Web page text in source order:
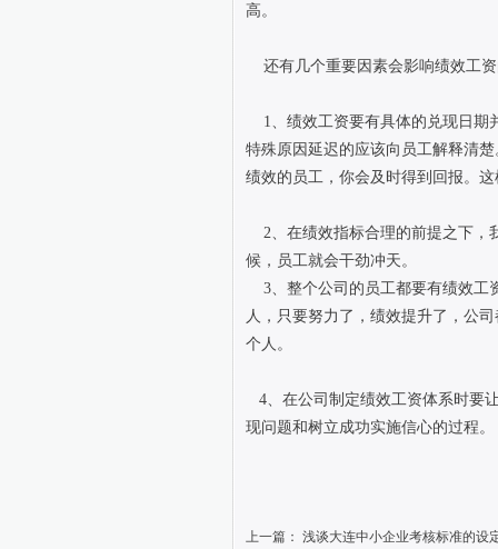
高。
还有几个重要因素会影响绩效工
1、绩效工资要有具体的兑现日期
特殊原因延迟的应该向员工解释清
绩效的员工，你会及时得到回报。
2、在绩效指标合理的前提之下，
候，员工就会干劲冲天。
3、整个公司的员工都要有绩效工
人，只要努力了，绩效提升了，公
个人。
4、在公司制定绩效工资体系时要
现问题和树立成功实施信心的过程。
上一篇： 浅谈大连中小企业考核标准的设